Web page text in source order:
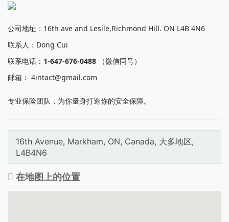
公司地址：16th ave and Lesile,Richmond Hill. ON L4B 4N6
联系人：Dong Cui
联系电话： 1-647-676-0488 （微信同号）
邮箱： 4intact@gmail.com
专业保险团队，为你量身打造你的安全保障。
16th Avenue, Markham, ON, Canada, 大多地区,
L4B4N6
在地图上的位置